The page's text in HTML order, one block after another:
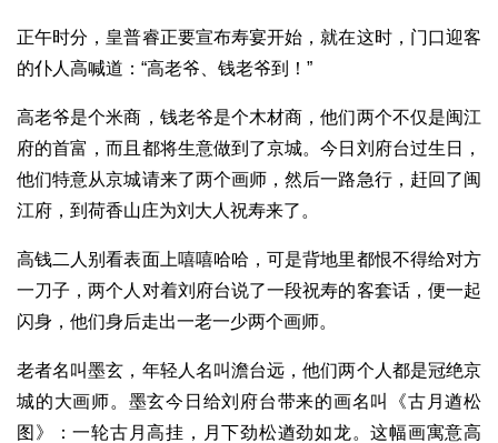
正午时分，皇普睿正要宣布寿宴开始，就在这时，门口迎客
的仆人高喊道：“高老爷、钱老爷到！”
高老爷是个米商，钱老爷是个木材商，他们两个不仅是闽江
府的首富，而且都将生意做到了京城。今日刘府台过生日，
他们特意从京城请来了两个画师，然后一路急行，赶回了闽
江府，到荷香山庄为刘大人祝寿来了。
高钱二人别看表面上嘻嘻哈哈，可是背地里都恨不得给对方
一刀子，两个人对着刘府台说了一段祝寿的客套话，便一起
闪身，他们身后走出一老一少两个画师。
老者名叫墨玄，年轻人名叫澹台远，他们两个人都是冠绝京
城的大画师。墨玄今日给刘府台带来的画名叫《古月遒松
图》：一轮古月高挂，月下劲松遒劲如龙。这幅画寓意高